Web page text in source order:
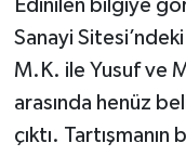
Edinilen bilgiye
Sanayi
M.K. ile Yusuf ve
arasında henüz
çıktı. Tartışmanın
TÜRKİYE
DÜNYA